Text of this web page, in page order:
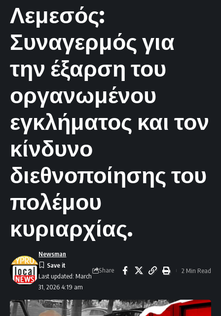
Λεμεσός:
Συναγερμός για
την έξαρση του
οργανωμένου
εγκλήματος και τον
κίνδυνο
διεθνοποίησης του
πολέμου
κυριαρχίας.
Last updated: March
31, 2026 4:19 am
Newsman
Share 2 Min Read